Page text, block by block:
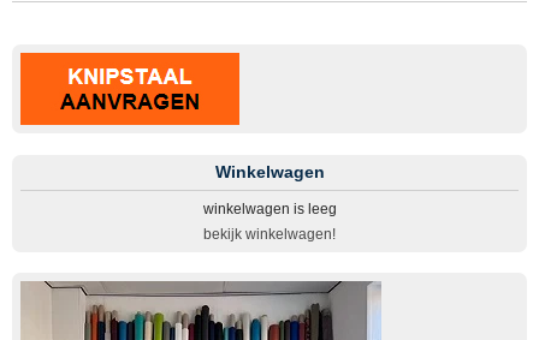
Winkelwagen
winkelwagen is leeg
bekijk winkelwagen!